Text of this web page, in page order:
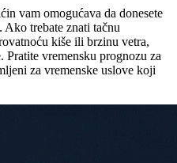
vam omogućava da donesete
trebate znati tačnu
kiše ili brzinu vetra,
Pratite vremensku prognozu za
za vremenske uslove koji